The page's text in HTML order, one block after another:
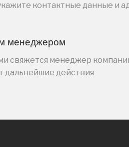
контактные данные и
менеджером
свяжется менеджер
дальнейшие действия